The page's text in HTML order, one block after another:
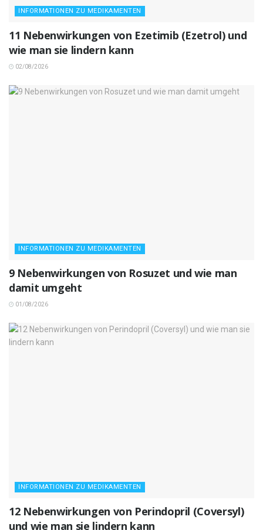
INFORMATIONEN ZU MEDIKAMENTEN
11 Nebenwirkungen von Ezetimib (Ezetrol) und
wie man sie lindern kann
02/08/2026
INFORMATIONEN ZU MEDIKAMENTEN
9 Nebenwirkungen von Rosuzet und wie man
damit umgeht
01/08/2026
INFORMATIONEN ZU MEDIKAMENTEN
12 Nebenwirkungen von Perindopril (Coversyl)
und wie man sie lindern kann